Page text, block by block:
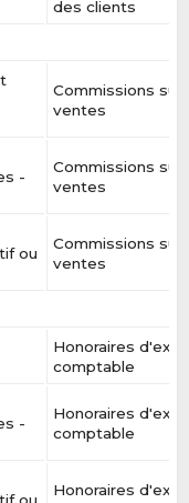
des clients
Commissions sur
ventes
-
Commissions sur
ventes
ou
Commissions sur
ventes
Honoraires
comptable
-
Honoraires
comptable
ou
Honoraires